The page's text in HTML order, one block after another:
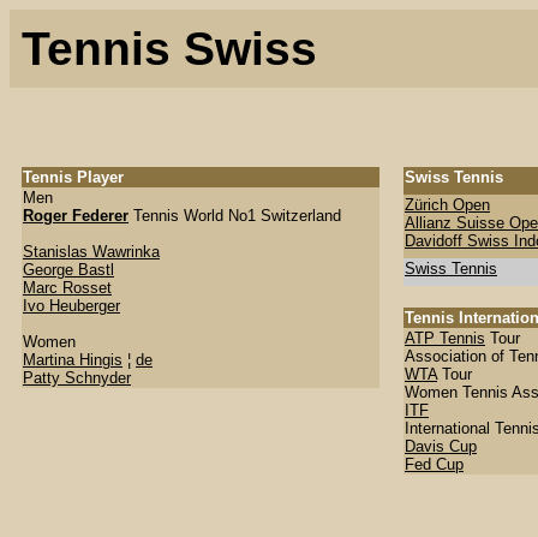
Tennis Swiss
Tennis Player
Men
Roger Federer Tennis World No1 Switzerland
Stanislas Wawrinka
George Bastl
Marc Rosset
Ivo Heuberger
Women
Martina Hingis ¦ de
Patty Schnyder
Swiss Tennis
Zürich Open
Allianz Suisse
Davidoff Swiss
Swiss Tennis
Tennis
ATP Tennis Tour
Association of
WTATour
Women Tennis
ITF
International
Davis Cup
Fed Cup